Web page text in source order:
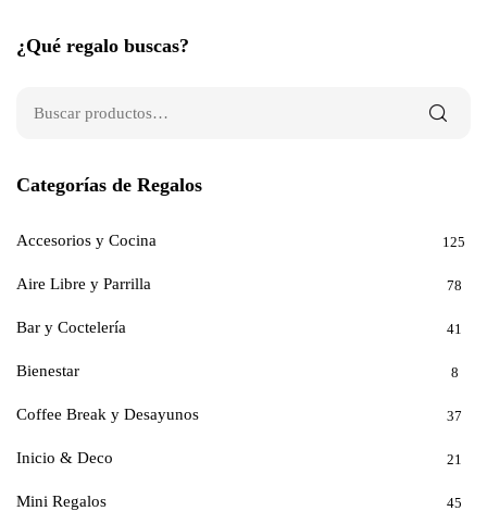
¿Qué regalo buscas?
Categorías de Regalos
Accesorios y Cocina 125
Aire Libre y Parrilla 78
Bar y Coctelería 41
Bienestar 8
Coffee Break y Desayunos 37
Inicio & Deco 21
Mini Regalos 45